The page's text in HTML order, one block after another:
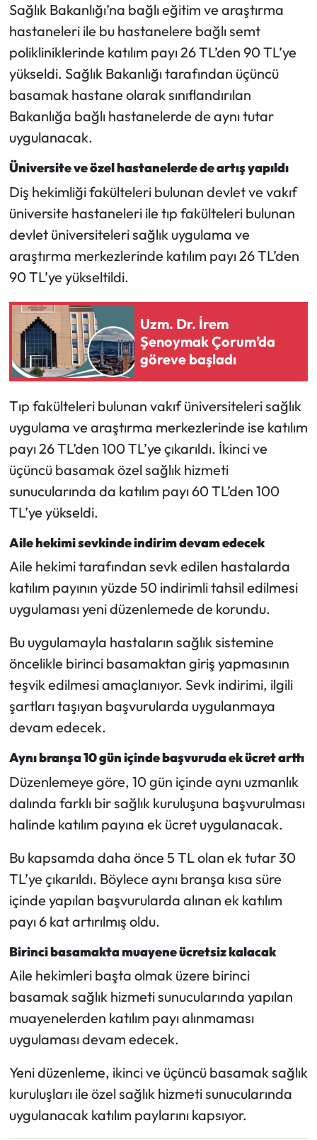
Sağlık Bakanlığı’na bağlı eğitim ve araştırma
hastaneleri ile bu hastanelere bağlı semt
polikliniklerinde katılım payı 26 TL’den 90 TL’ye
yükseldi. Sağlık Bakanlığı tarafından üçüncü
basamak hastane olarak sınıflandırılan
Bakanlığa bağlı hastanelerde de aynı tutar
uygulanacak.
Üniversite ve özel hastanelerde de artış yapıldı
Diş hekimliği fakülteleri bulunan devlet ve vakıf
üniversite hastaneleri ile tıp fakülteleri bulunan
devlet üniversiteleri sağlık uygulama ve
araştırma merkezlerinde katılım payı 26 TL’den
90 TL’ye yükseltildi.
Uzm. Dr. İrem
Şenoymak Çorum’da
göreve başladı
Tıp fakülteleri bulunan vakıf üniversiteleri sağlık
uygulama ve araştırma merkezlerinde ise katılım
payı 26 TL’den 100 TL’ye çıkarıldı. İkinci ve
üçüncü basamak özel sağlık hizmeti
sunucularında da katılım payı 60 TL’den 100
TL’ye yükseldi.
Aile hekimi sevkinde indirim devam edecek
Aile hekimi tarafından sevk edilen hastalarda
katılım payının yüzde 50 indirimli tahsil edilmesi
uygulaması yeni düzenlemede de korundu.
Bu uygulamayla hastaların sağlık sistemine
öncelikle birinci basamaktan giriş yapmasının
teşvik edilmesi amaçlanıyor. Sevk indirimi, ilgili
şartları taşıyan başvurularda uygulanmaya
devam edecek.
Aynı branşa 10 gün içinde başvuruda ek ücret arttı
Düzenlemeye göre, 10 gün içinde aynı uzmanlık
dalında farklı bir sağlık kuruluşuna başvurulması
halinde katılım payına ek ücret uygulanacak.
Bu kapsamda daha önce 5 TL olan ek tutar 30
TL’ye çıkarıldı. Böylece aynı branşa kısa süre
içinde yapılan başvurularda alınan ek katılım
payı 6 kat artırılmış oldu.
Birinci basamakta muayene ücretsiz kalacak
Aile hekimleri başta olmak üzere birinci
basamak sağlık hizmeti sunucularında yapılan
muayenelerden katılım payı alınmaması
uygulaması devam edecek.
Yeni düzenleme, ikinci ve üçüncü basamak sağlık
kuruluşları ile özel sağlık hizmeti sunucularında
uygulanacak katılım paylarını kapsıyor.
Uğurludağ Haberleri
Yaşam
Yayla Haber
Yemek Tarifleri
Yerel Haberler